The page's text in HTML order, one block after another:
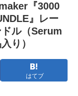
『3000
』レー
ル（Serum
り）
はてブ